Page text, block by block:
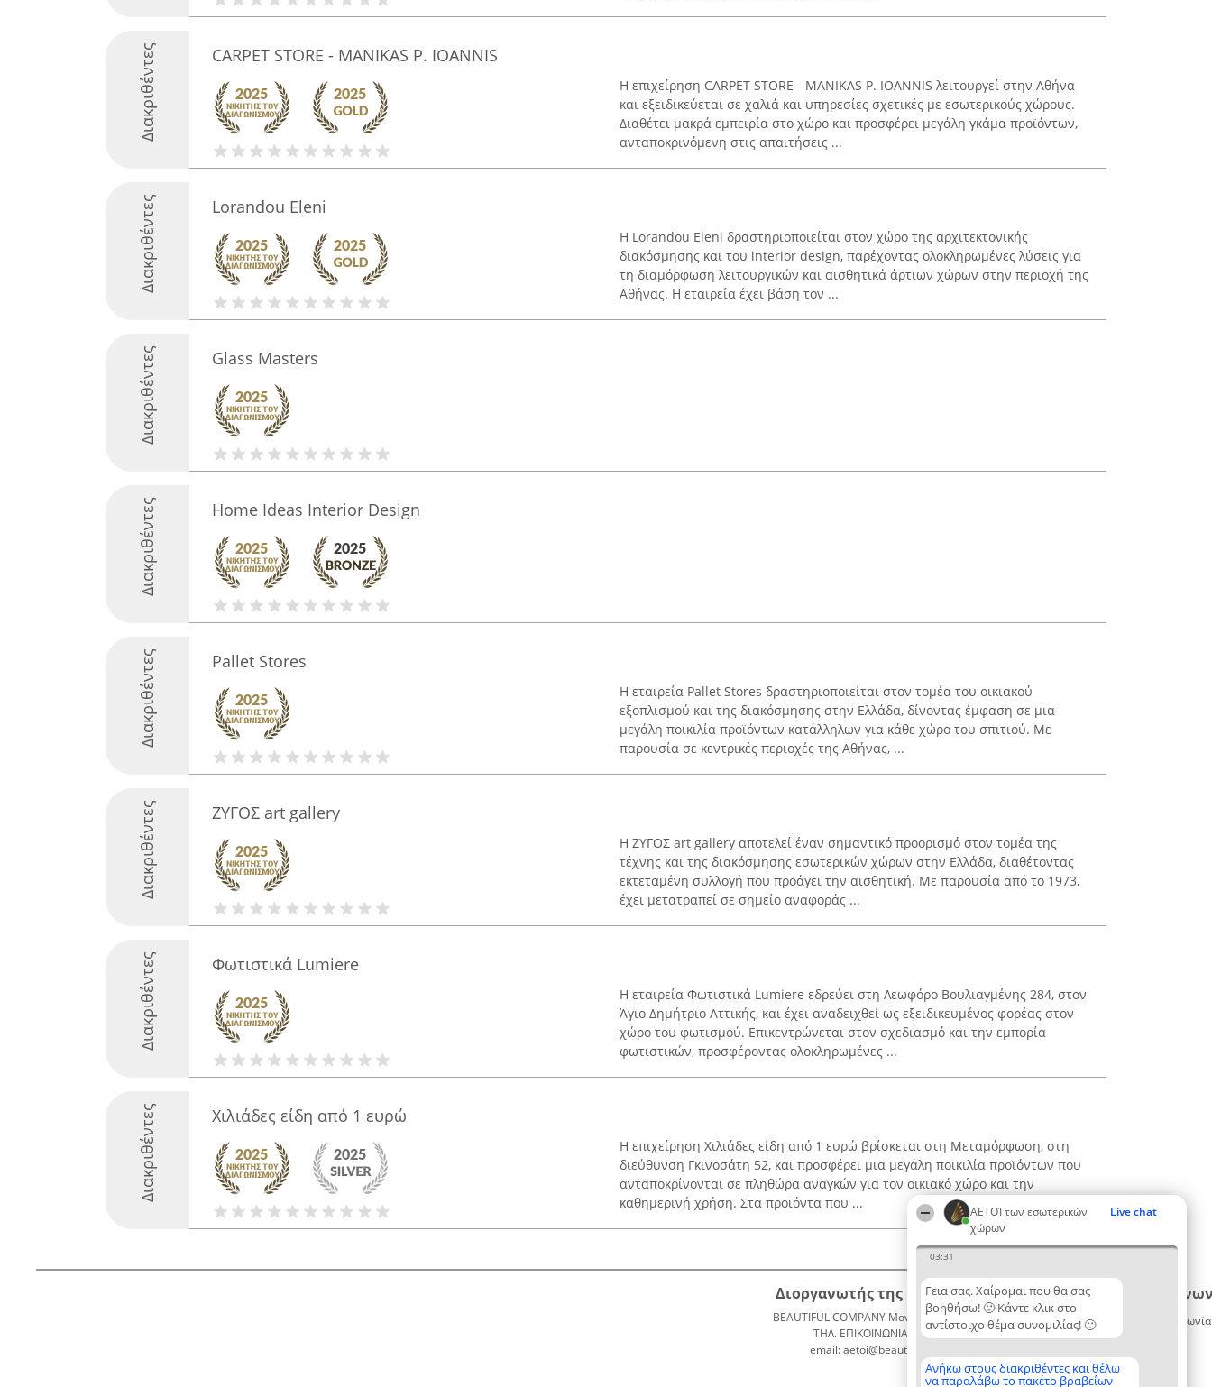
ΑΕΤΟΊ των εσωτερικών
χώρων
Live chat
03:31
Γεια σας. Χαίρομαι που θα σας
βοηθήσω! 🙂 Κάντε κλικ στο
αντίστοιχο θέμα συνομιλίας! 🙂
Ανήκω στους διακριθέντες και θέλω
να παραλάβω το πακέτο βραβείων
Διακριθέντες CARPET STORE - MANIKAS P. IOANNIS
Η επιχείρηση CARPET STORE - MANIKAS P. IOANNIS λειτουργεί στην Αθήνα
και εξειδικεύεται σε χαλιά και υπηρεσίες σχετικές με εσωτερικούς χώρους.
Διαθέτει μακρά εμπειρία στο χώρο και προσφέρει μεγάλη γκάμα προϊόντων,
ανταποκρινόμενη στις απαιτήσεις ...
Διακριθέντες Lorandou Eleni
Η Lorandou Eleni δραστηριοποιείται στον χώρο της αρχιτεκτονικής
διακόσμησης και του interior design, παρέχοντας ολοκληρωμένες λύσεις για
τη διαμόρφωση λειτουργικών και αισθητικά άρτιων χώρων στην περιοχή της
Αθήνας. Η εταιρεία έχει βάση τον ...
Διακριθέντες Glass Masters
Διακριθέντες Home Ideas Interior Design
Διακριθέντες Pallet Stores
Η εταιρεία Pallet Stores δραστηριοποιείται στον τομέα του οικιακού
εξοπλισμού και της διακόσμησης στην Ελλάδα, δίνοντας έμφαση σε μια
μεγάλη ποικιλία προϊόντων κατάλληλων για κάθε χώρο του σπιτιού. Με
παρουσία σε κεντρικές περιοχές της Αθήνας, ...
Διακριθέντες ΖΥΓΟΣ art gallery
Η ΖΥΓΟΣ art gallery αποτελεί έναν σημαντικό προορισμό στον τομέα της
τέχνης και της διακόσμησης εσωτερικών χώρων στην Ελλάδα, διαθέτοντας
εκτεταμένη συλλογή που προάγει την αισθητική. Με παρουσία από το 1973,
έχει μετατραπεί σε σημείο αναφοράς ...
Διακριθέντες Φωτιστικά Lumiere
Η εταιρεία Φωτιστικά Lumiere εδρεύει στη Λεωφόρο Βουλιαγμένης 284, στον
Άγιο Δημήτριο Αττικής, και έχει αναδειχθεί ως εξειδικευμένος φορέας στον
χώρο του φωτισμού. Επικεντρώνεται στον σχεδιασμό και την εμπορία
φωτιστικών, προσφέροντας ολοκληρωμένες ...
Διακριθέντες Χιλιάδες είδη από 1 ευρώ
Η επιχείρηση Χιλιάδες είδη από 1 ευρώ βρίσκεται στη Μεταμόρφωση, στη
διεύθυνση Γκινοσάτη 52, και προσφέρει μια μεγάλη ποικιλία προϊόντων που
ανταποκρίνονται σε πληθώρα αναγκών για τον οικιακό χώρο και την
καθημερινή χρήση. Στα προϊόντα που ...
Διοργανωτής της κατάταξης
BEAUTIFUL COMPANY Μονοπρόσωπη ΙΚΕ
ΤΗΛ. ΕΠΙΚΟΙΝΩΝΙΑΣ: 2104128019
email: aetoi@beautifulcompany.co
Κατάταξη
Διακριθέντες
Λίστα
διακριθέντων
Μεθοδολογία
Επικοινωνία